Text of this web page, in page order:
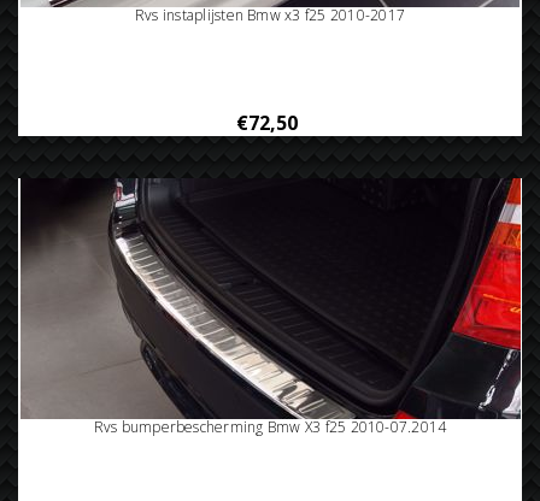
Rvs instaplijsten Bmw x3 f25 2010-2017
€72,50
Rvs bumperbescherming Bmw X3 f25 2010-07.2014